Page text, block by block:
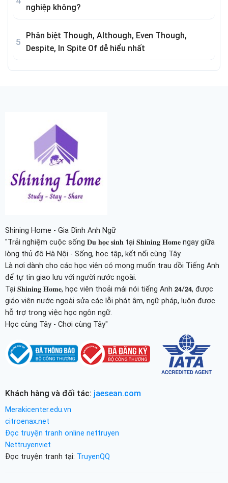
nghiệp không?
Phân biệt Though, Although, Even Though,
Despite, In Spite Of dễ hiểu nhất
Shining Home - Gia Đình Anh Ngữ
"Trải nghiệm cuộc sống 𝐃𝐮 𝐡𝐨̣𝐜 𝐬𝐢𝐧𝐡 tại 𝐒𝐡𝐢𝐧𝐢𝐧𝐠 𝐇𝐨𝐦𝐞 ngay giữa
lòng thủ đô Hà Nội - Sống, học tập, kết nối cùng Tây.
Là nơi dành cho các học viên có mong muốn trau dồi Tiếng Anh
để tự tin giao lưu với người nước ngoài.
Tại 𝐒𝐡𝐢𝐧𝐢𝐧𝐠 𝐇𝐨𝐦𝐞, học viên thoải mái nói tiếng Anh 𝟮𝟰/𝟮𝟰, được
giáo viên nước ngoài sửa các lỗi phát âm, ngữ pháp, luôn được
hỗ trợ trong việc học ngôn ngữ.
Học cùng Tây - Chơi cùng Tây"
Khách hàng và đối tác: jaesean.com
Merakicenter.edu.vn
citroenax.net
Đọc truyện tranh online nettruyen
Nettruyenviet
Đọc truyện tranh tại: TruyenQQ